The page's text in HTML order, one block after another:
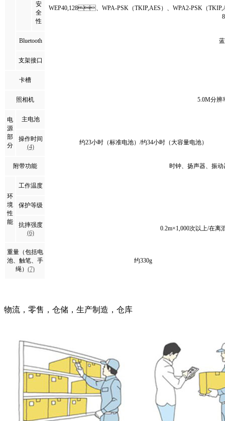
安
全
性
WEP40,128、WPA-PSK（TKIP,AES）、WPA2-PSK（
Bluetooth
支架接口
卡槽
照相机 5.0M分辨
电
源
部
分
主电池
操作时间
(4)
约23小时（标准电池）/约34小时（大容量电池）
附带功能 时钟、扬声器、
环
境
性
能
工作温度
保护等级
抗摔强度
(6)
0.2m×1,000次以上/在离
重量（包括电
池、触笔、手
绳） (7)
约330g
物流，零售，仓储，生产制造，仓库